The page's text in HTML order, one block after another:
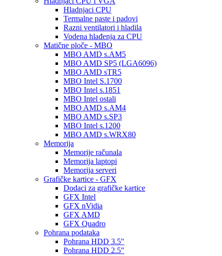
Hladnjaci CPU
Termalne paste i padovi
Razni ventilatori i hladila
Vodena hlađenja za CPU
Matične ploče - MBO
MBO AMD s.AM5
MBO AMD SP5 (LGA6096)
MBO AMD sTR5
MBO Intel S.1700
MBO Intel s.1851
MBO Intel ostali
MBO AMD s.AM4
MBO AMD s.SP3
MBO Intel s.1200
MBO AMD s.WRX80
Memorija
Memorije računala
Memorija laptopi
Memorija serveri
Grafičke kartice - GFX
Dodaci za grafičke kartice
GFX Intel
GFX nVidia
GFX AMD
GFX Quadro
Pohrana podataka
Pohrana HDD 3.5"
Pohrana HDD 2.5"